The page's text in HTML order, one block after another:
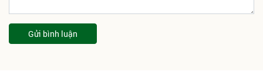
Gửi bình luận